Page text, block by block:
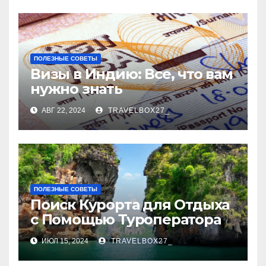
ПОЛЕЗНЫЕ СОВЕТЫ
Визы в Индию: Все, что вам
нужно знать
АВГ 22, 2024 TRAVELBOX27_
ПОЛЕЗНЫЕ СОВЕТЫ
Поиск Курорта для Отдыха
с Помощью Туроператора
ИЮЛ 15, 2024 TRAVELBOX27_